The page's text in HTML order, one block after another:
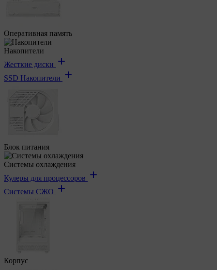
Оперативная память
Накопители
Жесткие диски
SSD Накопители
Блок питания
Системы охлаждения
Кулеры для процессоров
Системы СЖО
Корпус